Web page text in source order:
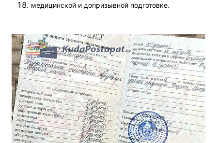
медицинской и допризывной подготовке.